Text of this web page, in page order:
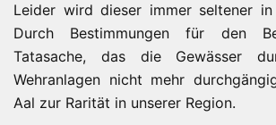
Leider wird dieser immer seltener in
Durch Bestimmungen für den
Tatasache, das die Gewässer
Wehranlagen nicht mehr
Aal zur Rarität in unserer Region.